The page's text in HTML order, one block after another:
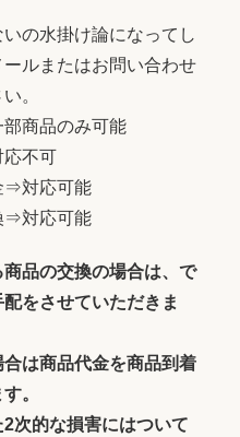
の水掛け論になってし
ルまたはお問い合わせ
。
商品のみ可能
応不可
⇒対応可能
⇒対応可能
品の交換の場合は、で
をさせていただきま
は商品代金を商品到着
。
次的な損害にはついて